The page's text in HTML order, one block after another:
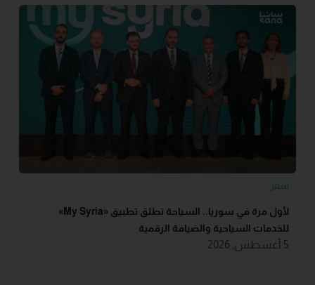
سفر
لأول مرة في سوريا.. السياحة تطلق تطبيق «‏My Syria‏»
للخدمات السياحية والضيافة ‏الرقمية
5 أغسطس, 2026